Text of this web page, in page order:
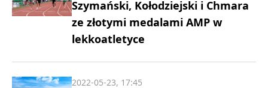
Szymański, Kołodziejski i Chmara
ze złotymi medalami AMP w
lekkoatletyce
2022-05-23, 17:45